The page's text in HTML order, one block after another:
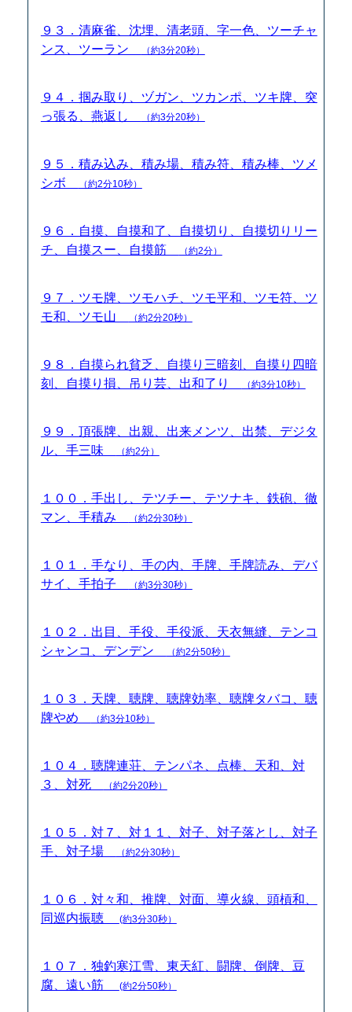
９３．清麻雀、沈埋、清老頭、字一色、ツーチャ
ンス、ツーラン
（約3分20秒）
９４．掴み取り、ヅガン、ツカンポ、ツキ牌、突
っ張る、燕返し
（約3分20秒）
９５．積み込み、積み場、積み符、積み棒、ツメ
シボ
（約2分10秒）
９６．自摸、自摸和了、自摸切り、自摸切りリー
チ、自摸スー、自摸筋
（約2分）
９７．ツモ牌、ツモハチ、ツモ平和、ツモ符、ツ
モ和、ツモ山
（約2分20秒）
９８．自摸られ貧乏、自摸り三暗刻、自摸り四暗
刻、自摸り損、吊り芸、出和了り
（約3分10秒）
９９．頂張牌、出親、出来メンツ、出禁、デジタ
ル、手三味
（約2分）
１００．手出し、テツチー、テツナキ、鉄砲、徹
マン、手積み
（約2分30秒）
１０１．手なり、手の内、手牌、手牌読み、デバ
サイ、手拍子
（約3分30秒）
１０２．出目、手役、手役派、天衣無縫、テンコ
シャンコ、デンデン
（約2分50秒）
１０３．天牌、聴牌、聴牌効率、聴牌タバコ、聴
牌やめ
（約3分10秒）
１０４．聴牌連荘、テンパネ、点棒、天和、対
３、対死
（約2分20秒）
１０５．対７、対１１、対子、対子落とし、対子
手、対子場
（約2分30秒）
１０６．対々和、推牌、対面、導火線、頭槓和、
同巡内振聴
(約3分30秒）
１０７．独釣寒江雪、東天紅、闘牌、倒牌、豆
腐、遠い筋
(約2分50秒）